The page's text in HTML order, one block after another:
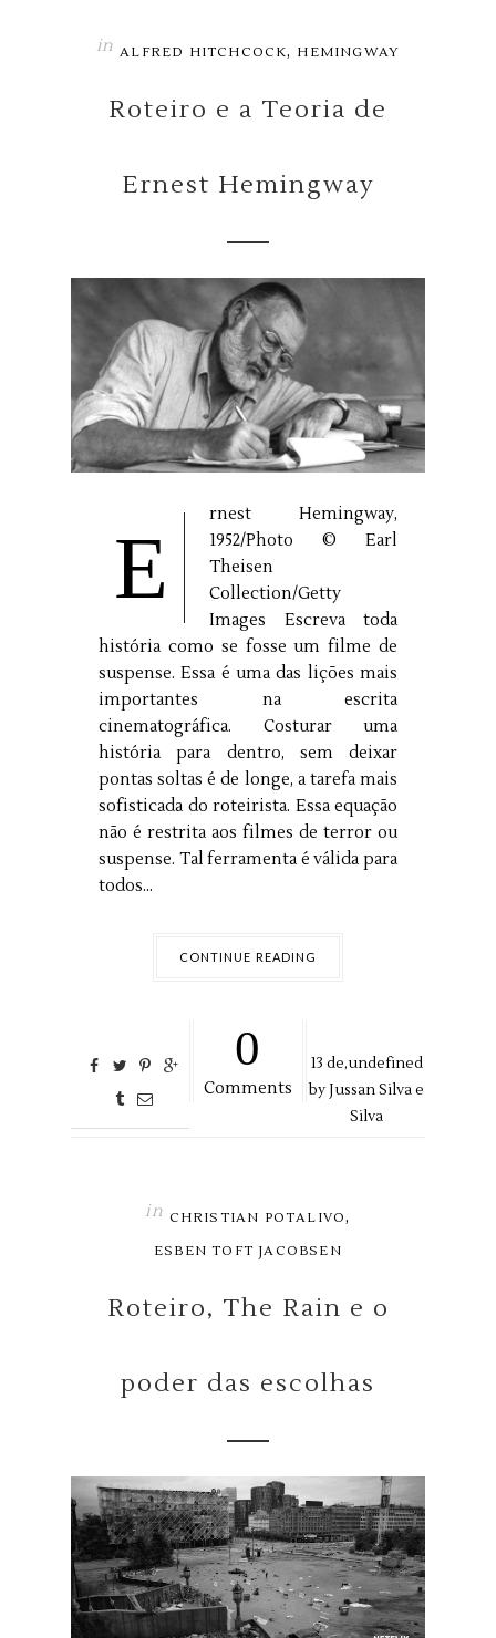
in ALFRED HITCHCOCK, HEMINGWAY
Roteiro e a Teoria de
Ernest Hemingway
E
rnest Hemingway,
1952/Photo © Earl
Theisen
Collection/Getty
Images Escreva toda
história como se fosse um filme de
suspense. Essa é uma das lições mais
importantes na escrita
cinematográfica. Costurar uma
história para dentro, sem deixar
pontas soltas é de longe, a tarefa mais
sofisticada do roteirista. Essa equação
não é restrita aos filmes de terror ou
suspense. Tal ferramenta é válida para
todos...
CONTINUE READING
0
Comments
13 de,undefined
byJussan Silva e
Silva
in CHRISTIAN POTALIVO,
ESBEN TOFT JACOBSEN
Roteiro, The Rain e o
poder das escolhas